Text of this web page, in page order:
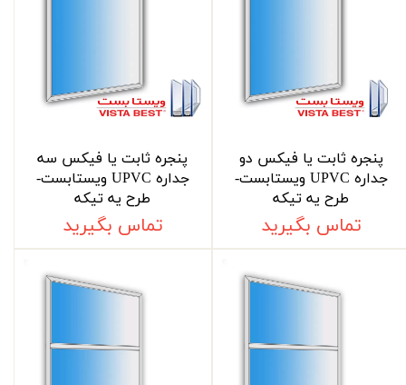
پنجره ثابت یا فیکس دو
جداره UPVC ویستابست-
طرح یه تیکه
تماس بگیرید
پنجره ثابت یا فیکس سه
جداره UPVC ویستابست-
طرح یه تیکه
تماس بگیرید